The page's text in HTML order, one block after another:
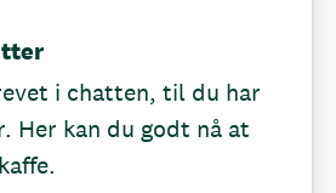
i chatten, til du har
Her kan du godt nå at